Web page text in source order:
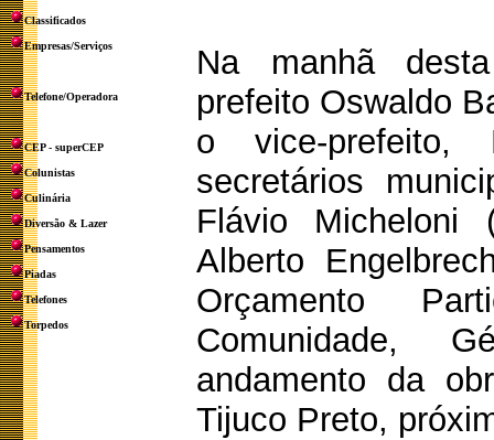
Classificados
Empresas/Serviços
Telefone/Operadora
CEP - superCEP
Colunistas
Culinária
Diversão & Lazer
Pensamentos
Piadas
Telefones
Torpedos
Na manhã
prefeito Oswaldo
o vice-prefeito,
secretários
Flávio Micheloni
Alberto
Orçamento
Comunidade,
andamento da
Tijuco Preto,